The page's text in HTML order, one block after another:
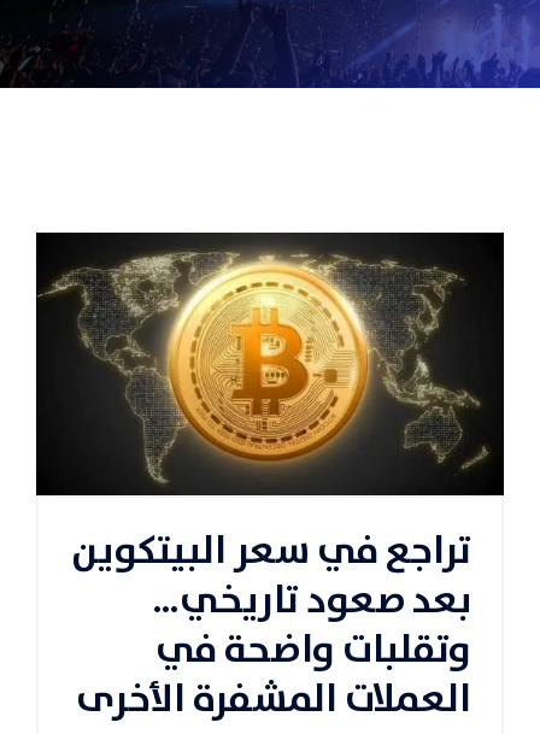
تراجع في سعر البيتكوين
بعد صعود تاريخي…
وتقلبات واضحة في
العملات المشفرة الأخرى